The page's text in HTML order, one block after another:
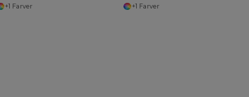
+1 Farver +1 Farver